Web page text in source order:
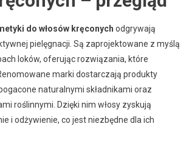
do włosów kręconych odgrywają
pielęgnacji. Są zaprojektowane z myślą
loków, oferując rozwiązania, które
marki dostarczają produkty
naturalnymi składnikami oraz
roślinnymi. Dzięki nim włosy zyskują
i odżywienie, co jest niezbędne dla ich